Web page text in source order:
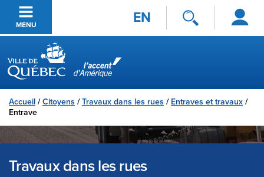
Passer au contenu principal
MENU EN
Se
connecter
Ville de Québec
Accueil /Citoyens /Travaux dans les rues / Entraves et travaux /
Entrave
Travaux dans les rues